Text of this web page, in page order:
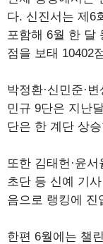
다. 신진서는 제6
포함해 6월 한 달
점을 보태 10402
박정환·신민준·
민규 9단은 지난
단은 한 계단 상
또한 김태헌·윤서
초단 등 신예 기
음으로 랭킹에 진
한편 6월에는 챌